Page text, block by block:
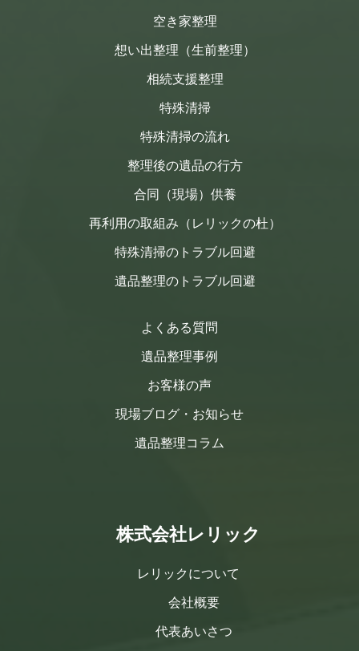
空き家整理
想い出整理（生前整理）
相続支援整理
特殊清掃
特殊清掃の流れ
整理後の遺品の行方
合同（現場）供養
再利用の取組み（レリックの杜）
特殊清掃のトラブル回避
遺品整理のトラブル回避
よくある質問
遺品整理事例
お客様の声
現場ブログ・お知らせ
遺品整理コラム
株式会社レリック
レリックについて
会社概要
代表あいさつ